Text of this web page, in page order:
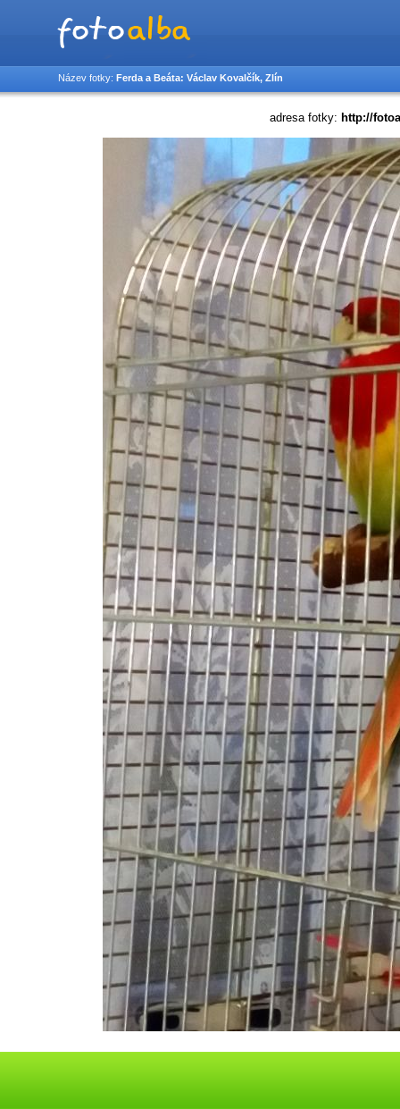
Název fotky: Ferda a Beáta: Václav Kovalčík, Zlín
adresa fotky: http://